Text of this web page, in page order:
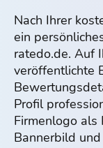
Nach Ihrer
ein
ratedo.de. Auf
veröffentlichte
Profil
Firmenlogo als
Bannerbild